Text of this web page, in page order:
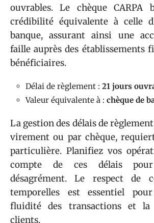
ouvrables. Le chèque CARPA
crédibilité équivalente à celle
banque, assurant ainsi une
faille auprès des établissements
bénéficiaires.
Délai de règlement : 21 jours
Valeur équivalente à : chèque de
La gestion des délais de
virement ou par chèque,
particulière. Planifiez vos
compte de ces délais
désagrément. Le respect de
temporelles est essentiel
fluidité des transactions et la
clients.